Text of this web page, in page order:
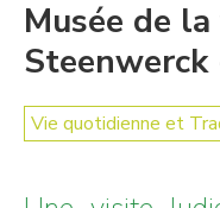
Musée de
Vie quotidienne et